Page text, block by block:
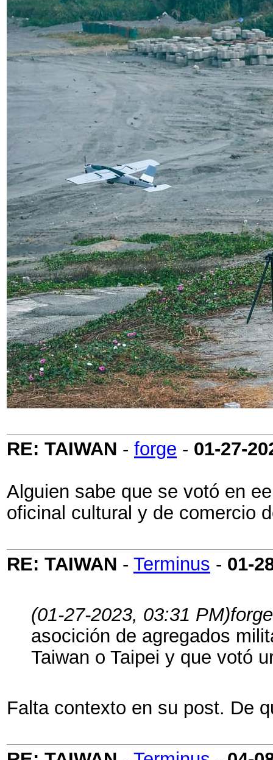
RE: TAIWAN - forge - 01-27-
Alguien sabe que se votó en
oficinal cultural y de comercio
RE: TAIWAN - Terminus - 01-
(01-27-2023, 03:31 PM)
asocición de agregados
Taiwan o Taipei y que votó
Falta contexto en su post. De